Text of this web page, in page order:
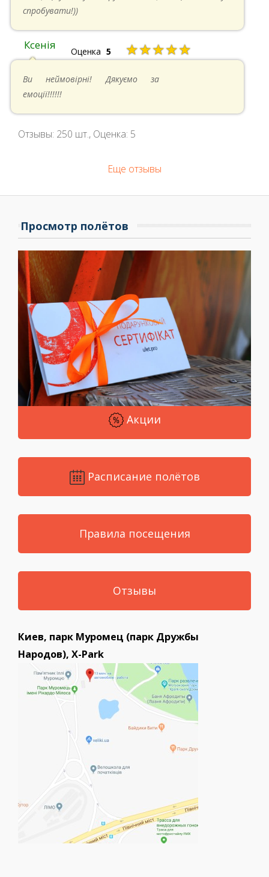
спробувати!))
Ксенія Оценка 5 ★★★★★
Ви неймовірні! Дякуємо за
емоції!!!!!!
Отзывы: 250 шт., Оценка: 5
Еще отзывы
Просмотр полётов
Акции
Расписание полётов
Правила посещения
Отзывы
Киев, парк Муромец (парк Дружбы
Народов), X-Park